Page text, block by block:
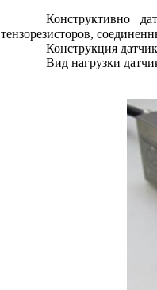
Конструктивно
тензорезисторов,
Конструкция
Вид нагрузки